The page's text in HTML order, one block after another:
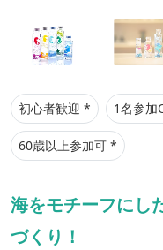
初心者歓迎 * 1名参加
60歳以上参加可 *
海をモチーフにし
づくり！